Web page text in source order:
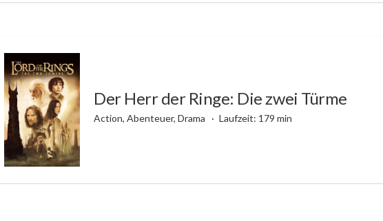
Der Herr der Ringe: Die zwei Türme
Action, Abenteuer, Drama Laufzeit: 179 min